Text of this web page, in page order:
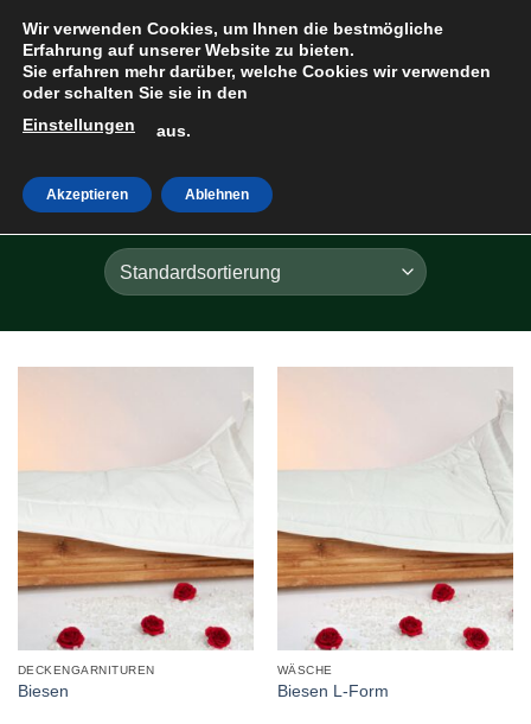
Inhalt
springen
HOME
FILTER
DECKENGARNITUREN
Biesen
WÄSCHE
Biesen L-Form
Wir verwenden Cookies, um Ihnen die bestmögliche
Erfahrung auf unserer Website zu bieten.
Sie erfahren mehr darüber, welche Cookies wir verwenden
oder schalten Sie sie in den
Einstellungen
aus.
Akzeptieren Ablehnen